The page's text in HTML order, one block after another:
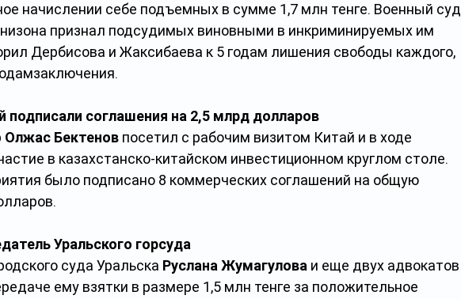
начислении себе подъемных в сумме 1,7 млн тенге. Военный суд
признал подсудимых виновными в инкриминируемых им
Дербисова и Жаксибаева к 5 годам лишения свободы каждого,
подписали соглашения на 2,5 млрд долларов
Олжас Бектенов посетил с рабочим визитом Китай и в ходе
в казахстанско-китайском инвестиционном круглом столе.
было подписано 8 коммерческих соглашений на общую
Уральского горсуда
суда Уральска Руслана Жумагулова и еще двух адвокатов
ему взятки в размере 1,5 млн тенге за положительное